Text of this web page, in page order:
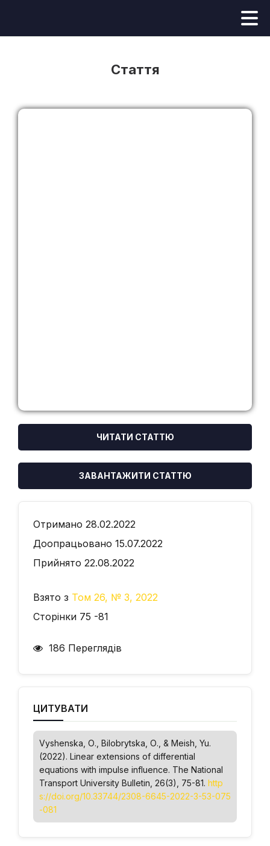
Стаття
ЧИТАТИ СТАТТЮ
ЗАВАНТАЖИТИ СТАТТЮ
Отримано 28.02.2022
Доопрацьовано 15.07.2022
Прийнято 22.08.2022
Взято з Том 26, № 3, 2022
Сторінки 75 -81
186 Переглядів
ЦИТУВАТИ
Vyshenska, О., Bilobrytska, О., & Meish, Yu.
(2022). Linear extensions of differential
equations with impulse influence. The National
Transport University Bulletin , 26(3), 75-81. http
s://doi.org/10.33744/2308-6645-2022-3-53-075
-081